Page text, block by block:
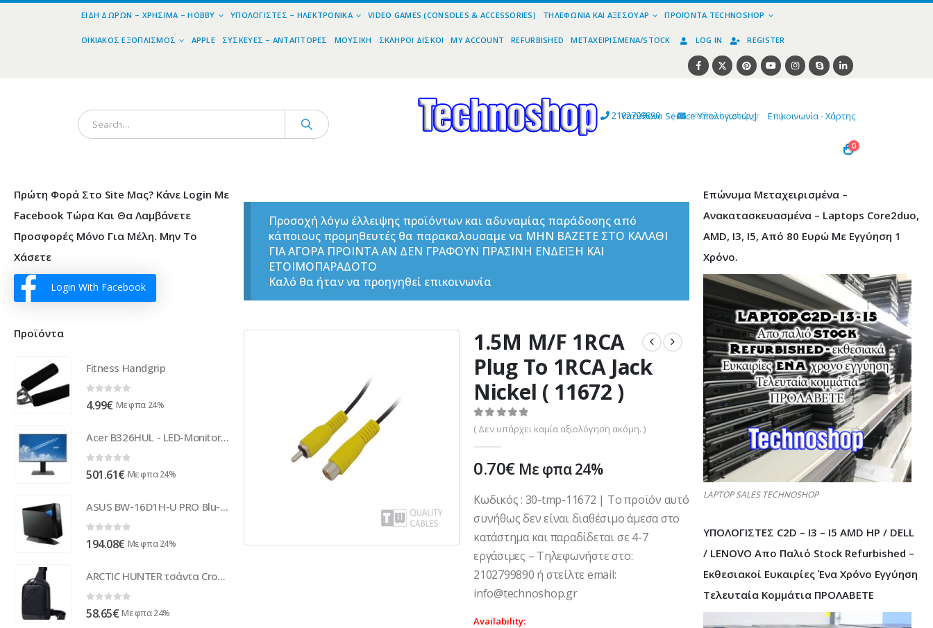
ΕΊΔΗ ΔΏΡΩΝ – ΧΡΉΣΙΜΑ – HOBBY ΥΠΟΛΟΓΙΣΤΈΣ – ΗΛΕΚΤΡΟΝΙΚΆ VIDEO GAMES (CONSOLES & ACCESSORIES) ΤΗΛΕΦΩΝΊΑ ΚΑΙ ΑΞΕΣΟΥΆΡ ΠΡΟΪΌΝΤΑ TECHNOSHOP
ΟΙΚΙΑΚΌΣ ΕΞΟΠΛΙΣΜΌΣ APPLE ΣΥΣΚΕΥΈΣ – ΑΝΤΆΠΤΟΡΕΣ ΜΟΥΣΙΚΉ ΣΚΛΗΡΟΊ ΔΊΣΚΟΙ MY ACCOUNT REFURBISHED ΜΕΤΑΧΕΙΡΙΣΜΈΝΑ/STOCK LOG IN REGISTER
2102799890 | info@technoshop,gr |
Υπεύθυνο Service Υπολογιστών| Επικοινωνία - Χάρτης
0
Προσοχή λόγω έλλειψης προϊόντων και αδυναμίας παράδοσης από
κάποιους προμηθευτές θα παρακαλουσαμε να ΜΗΝ ΒΑΖΕΤΕ ΣΤΟ ΚΑΛΑΘΙ
ΓΙΑ ΑΓΟΡΑ ΠΡΟΙΝΤΑ ΑΝ ΔΕΝ ΓΡΑΦΟΥΝ ΠΡΑΣΙΝΗ ΕΝΔΕΙΞΗ ΚΑΙ
ΕΤΟΙΜΟΠΑΡΑΔΟΤΟ
Καλό θα ήταν να προηγηθεί επικοινωνία
1.5M M/F 1RCA
Plug To 1RCA Jack
Nickel ( 11672 )
0 out of 5
( Δεν υπάρχει καμία αξιολόγηση ακόμη. )
0.70€ Με φπα 24%
Κωδικός : 30-tmp-11672 | Το προϊόν αυτό
συνήθως δεν είναι διαθέσιμο άμεσα στο
κατάστημα και παραδίδεται σε 4-7
εργάσιμες – Τηλεφωνήστε στο:
2102799890 ή στείλτε email:
info@technoshop.gr
Availability:
Πρώτη Φορά Στο Site Μας? Κάνε Login Με
Facebook Τώρα Και Θα Λαμβάνετε
Προσφορές Μόνο Για Μέλη. Μην Το
Χάσετε
Login With Facebook
Προϊόντα
Fitness Handgrip
0out of 5
4.99€ Με φπα 24%
Acer B326HUL - LED-Monitor - 81.3 cm (32)
0 out of 5
501.61€ Με φπα 24%
ASUS BW-16D1H-U PRO Blu-Ray DVD Combo Black optical disc drive 90DD01L0-M69000
0 out of 5
194.08€ Με φπα 24%
ARCTIC HUNTER τσάντα Crossbody XB00693, 2.7L, μαύρη
0 out of 5
58.65€ Με φπα 24%
Επώνυμα Μεταχειρισμένα –
Ανακατασκευασμένα – Laptops Core2duo,
AMD, I3, I5, Από 80 Ευρώ Με Εγγύηση 1
Χρόνο.
LAPTOP SALES TECHNOSHOP
ΥΠΟΛΟΓΙΣΤΕΣ C2D – I3 – I5 AMD HP / DELL
/ LENOVO Απο Παλιό Stock Refurbished –
Εκθεσιακοί Ευκαιρίες Ένα Χρόνο Εγγύηση
Τελευταία Κομμάτια ΠΡΟΛΑΒΕΤΕ